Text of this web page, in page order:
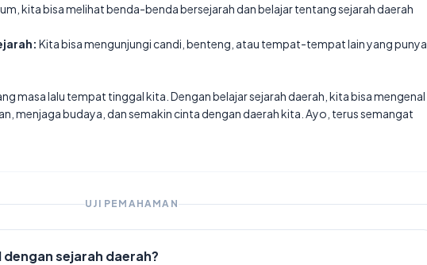
kita bisa melihat benda-benda bersejarah dan belajar tentang sejarah daerah
Kita bisa mengunjungi candi, benteng, atau tempat-tempat lain yang punya
masa lalu tempat tinggal kita. Dengan belajar sejarah daerah, kita bisa mengenal
menjaga budaya, dan semakin cinta dengan daerah kita. Ayo, terus semangat
UJI PEMAHAMAN
sejarah daerah?